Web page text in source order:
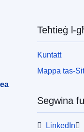
Teħtieġ l-
Kuntatt
Mappa tas-Sit
Segwina
LinkedIn